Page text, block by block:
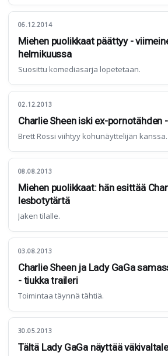
06.12.2014
Miehen puolikkaat päättyy -
helmikuussa
Suosittu komediasarja lopetetaan.
02.12.2013
Charlie Sheen iski ex-pornotähden
Brett Rossi viihtyy kohunäyttelijän kanssa.
08.08.2013
Miehen puolikkaat: hän esittää
lesbotytärtä
Jaken tilalle.
03.08.2013
Charlie Sheen ja Lady GaGa
- tiukka traileri
Toimintaa täynnä tähtiä.
30.05.2013
Tältä Lady GaGa näyttää